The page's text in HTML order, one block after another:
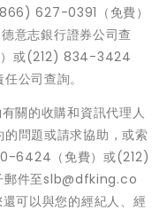
627-0391（免費）
意志銀行證券公司查
或(212) 834-3424
公司查詢。
關的收購和資訊代理人
的問題或請求協助，或索
6424（免費）或(212)
郵件至slb@dfking.co
可以與您的經紀人、經